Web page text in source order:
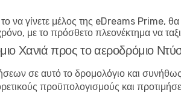
να γίνετε μέλος της eDreams Prime,
με το πρόσθετο πλεονέκτημα να
Χανιά προς το αεροδρόμιο
σε αυτό το δρομολόγιο και
προϋπολογισμούς και